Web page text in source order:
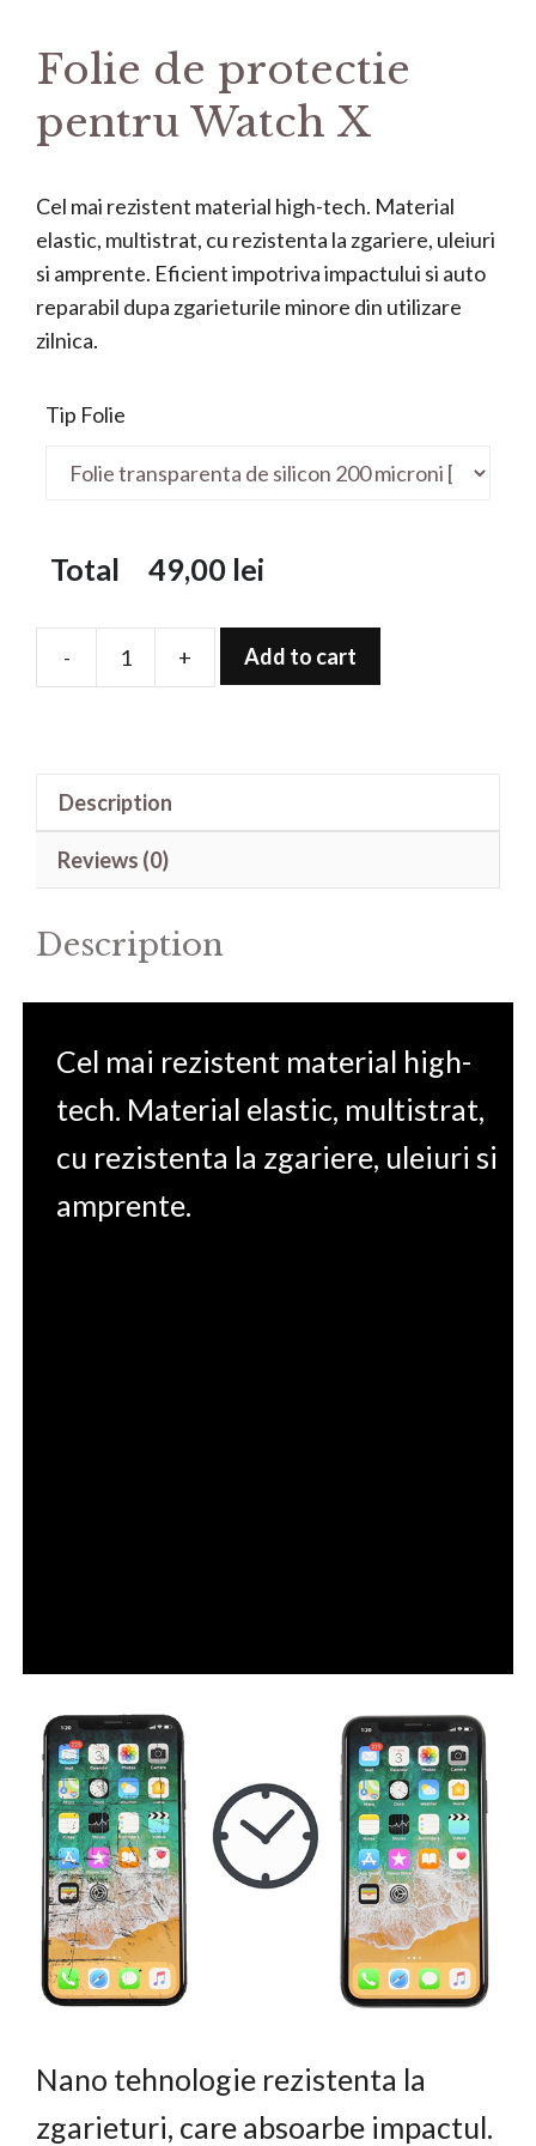
Folie de protectie
pentru Watch X
Cel mai rezistent material high-tech. Material
elastic, multistrat, cu rezistenta la zgariere, uleiuri
si amprente. Eficient impotriva impactului si auto
reparabil dupa zgarieturile minore din utilizare
zilnica.
Tip Folie
Total 49,00 lei
-
Folie
+ Add to cart
Description
Reviews (0)
Description
Cel mai rezistent material high-
tech. Material elastic, multistrat,
cu rezistenta la zgariere, uleiuri si
amprente.
Nano tehnologie rezistenta la
zgarieturi, care absoarbe impactul.